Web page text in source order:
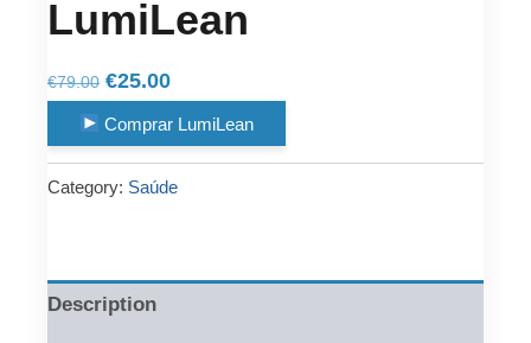
LumiLean
€79.00 Original
price
was:
€79.00.
€25.00Current
price
is:
€25.00.
Comprar LumiLean
Category: Saúde
Description